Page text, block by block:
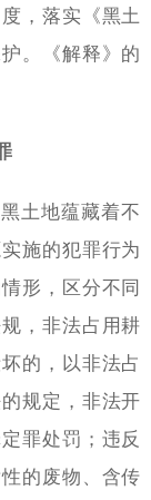
，落实《黑土
。《解释》的
土地蕴藏着不
施的犯罪行为
形，区分不同
，非法占用耕
的，以非法占
规定，非法开
罪处罚；违反
的废物、含传